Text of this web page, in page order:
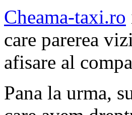
Cheama-taxi.ro
care parerea
afisare al
Pana la urma,